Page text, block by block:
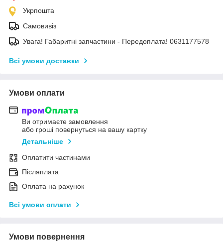
Укрпошта
Самовивіз
Увага! Габаритні запчастини - Передоплата! 0631177578
Всі умови доставки
Умови оплати
Ви отримаєте замовлення
або гроші повернуться на вашу картку
Детальніше
Оплатити частинами
Післяплата
Оплата на рахунок
Всі умови оплати
Умови повернення